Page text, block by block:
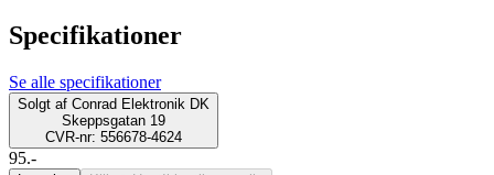
Specifikationer
Se alle specifikationer
Solgt af Conrad Elektronik DK
Skeppsgatan 19
CVR-nr: 556678-4624
95.-